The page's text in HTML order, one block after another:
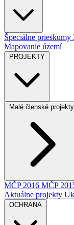
Špeciálne prieskumy
Mapovanie území
PROJEKTY
Malé členské projekty
MČP 2016 MČP
Aktuálne projekty
OCHRANA